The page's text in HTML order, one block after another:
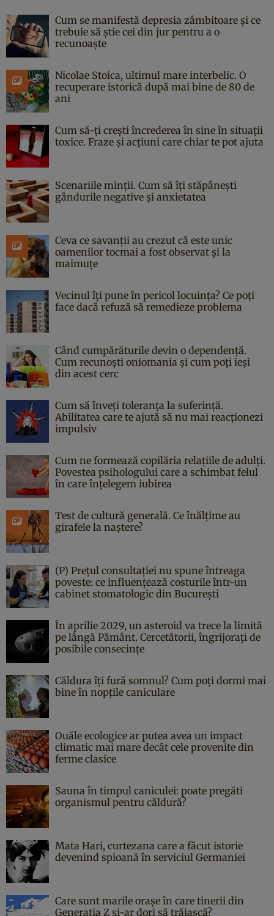
Cum se manifestă depresia zâmbitoare și ce
trebuie să știe cei din jur pentru a o
recunoaște
Nicolae Stoica, ultimul mare interbelic. O
recuperare istorică după mai bine de 80 de
ani
Cum să-ți crești încrederea în sine în situații
toxice. Fraze și acțiuni care chiar te pot ajuta
Scenariile minții. Cum să îți stăpânești
gândurile negative și anxietatea
Ceva ce savanții au crezut că este unic
oamenilor tocmai a fost observat și la
maimuțe
Vecinul îți pune în pericol locuința? Ce poți
face dacă refuză să remedieze problema
Când cumpărăturile devin o dependență.
Cum recunoști oniomania și cum poți ieși
din acest cerc
Cum să înveți toleranța la suferință.
Abilitatea care te ajută să nu mai reacționezi
impulsiv
Cum ne formează copilăria relațiile de adulți.
Povestea psihologului care a schimbat felul
în care înțelegem iubirea
Test de cultură generală. Ce înălțime au
girafele la naștere?
(P) Prețul consultației nu spune întreaga
poveste: ce influențează costurile într-un
cabinet stomatologic din București
În aprilie 2029, un asteroid va trece la limită
pe lângă Pământ. Cercetătorii, îngrijorați de
posibile consecințe
Căldura îți fură somnul? Cum poți dormi mai
bine în nopțile caniculare
Ouăle ecologice ar putea avea un impact
climatic mai mare decât cele provenite din
ferme clasice
Sauna în timpul caniculei: poate pregăti
organismul pentru căldură?
Mata Hari, curtezana care a făcut istorie
devenind spioană în serviciul Germaniei
Care sunt marile orașe în care tinerii din
Generația Z și-ar dori să trăiască?